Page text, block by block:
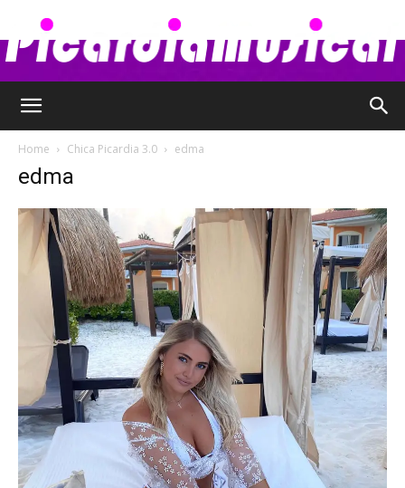
Chismes,
Escandalos,Morbo,
Home Chica Picardia 3.0 edma
edma